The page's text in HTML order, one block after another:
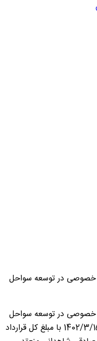
خصوصی در توسعه سواحل
خصوصی در توسعه سواحل
مکران ” از تاریخ اجرای 1401/12/15 تا 1402/3/15 با مبلغ کل قرارداد